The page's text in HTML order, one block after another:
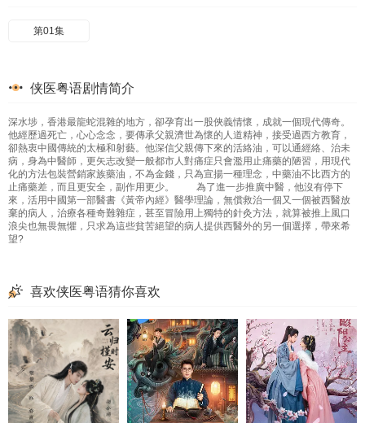
第01集
侠医粤语剧情简介
深水埗，香港最龍蛇混雜的地方，卻孕育出一股俠義情懷，成就一個現代傳奇。
他經歷過死亡，心心念念，要傳承父親濟世為懷的人道精神，接受過西方教育，
卻熱衷中國傳統的太極和射藝。他深信父親傳下來的活絡油，可以通經絡、治未
病，身為中醫師，更矢志改變一般都市人對痛症只會濫用止痛藥的陋習，用現代
化的方法包裝營銷家族藥油，不為金錢，只為宣揚一種理念，中藥油不比西方的
止痛藥差，而且更安全，副作用更少。 為了進一步推廣中醫，他沒有停下
來，活用中國第一部醫書《黃帝內經》醫學理論，無償救治一個又一個被西醫放
棄的病人，治療各種奇難雜症，甚至冒險用上獨特的針灸方法，就算被推上風口
浪尖也無畏無懼，只求為這些貧苦絕望的病人提供西醫外的另一個選擇，帶來希
望?
喜欢侠医粤语猜你喜欢